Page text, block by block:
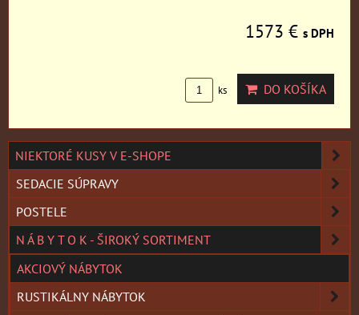
1573 € s DPH
ks DO KOŠÍKA
NIEKTORÉ KUSY V E-SHOPE
SEDACIE SÚPRAVY
POSTELE
N Á B Y T O K - ŠIROKÝ SORTIMENT
AKCIOVÝ NÁBYTOK
RUSTIKÁLNY NÁBYTOK